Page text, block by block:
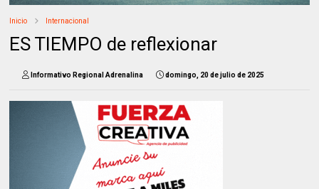
Inicio Internacional
ES TIEMPO de reflexionar
Informativo Regional Adrenalina domingo, 20 de julio de 2025